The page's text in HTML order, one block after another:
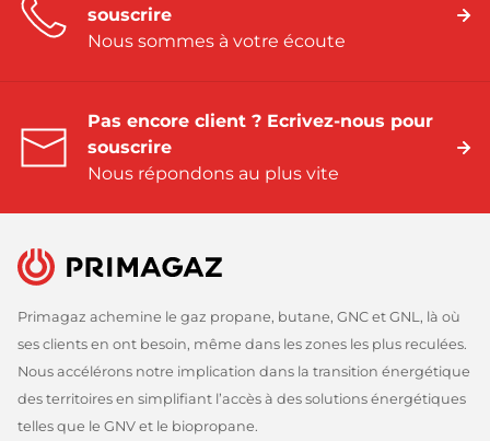
souscrire
Nous sommes à votre écoute
Pas encore client ? Ecrivez-nous pour
souscrire
Nous répondons au plus vite
Primagaz achemine le gaz propane, butane, GNC et GNL, là où
ses clients en ont besoin, même dans les zones les plus reculées.
Nous accélérons notre implication dans la transition énergétique
des territoires en simplifiant l’accès à des solutions énergétiques
telles que le GNV et le biopropane.